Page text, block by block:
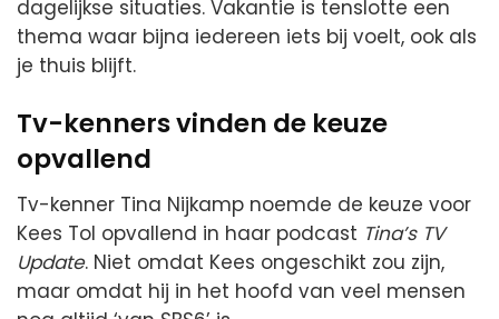
dagelijkse situaties. Vakantie is tenslotte een
thema waar bijna iedereen iets bij voelt, ook als
je thuis blijft.
Tv-kenners vinden de keuze
opvallend
Tv-kenner Tina Nijkamp noemde de keuze voor
Kees Tol opvallend in haar podcast Tina’s TV
Update. Niet omdat Kees ongeschikt zou zijn,
maar omdat hij in het hoofd van veel mensen